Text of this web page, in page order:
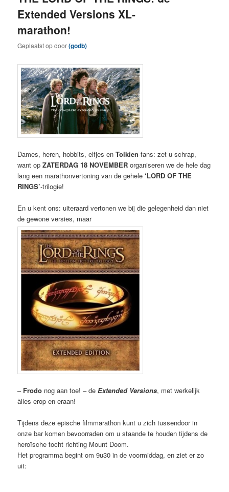
Extended Versions XL-
marathon!
Geplaatst opdoor(godb)
Dames, heren, hobbits, elfjes enTolkien-fans: zet u schrap,
want opZATERDAG 18 NOVEMBER organiseren we de hele dag
lang een marathonvertoning van de gehele‘LORD OF THE
RINGS’-trilogie!
En u kent ons: uiteraard vertonen we bij die gelegenheid dan niet
de gewone versies, maar
– Frodo nog aan toe! – deExtended Versions, met werkelijk
àlles erop en eraan!
Tijdens deze epische filmmarathon kunt u zich tussendoor in
onze bar komen bevoorraden om u staande te houden tijdens de
heroïsche tocht richting Mount Doom.
Het programma begint om 9u30 in de voormiddag, en ziet er zo
uit: